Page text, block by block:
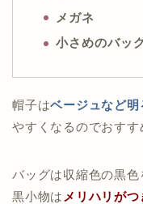
メガネ
小さめのバッ
帽子はベージュなど明
やすくなるのでおすす
バッグは収縮色の黒色
黒小物は メリハリが